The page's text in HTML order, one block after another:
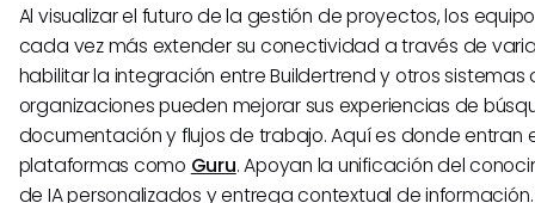
Al visualizar el futuro de la gestión de proyectos, los
cada vez más extender su conectividad a través de
habilitar la integración entre Buildertrend y otros sistemas
organizaciones pueden mejorar sus experiencias de
documentación y flujos de trabajo. Aquí es donde entran
plataformas como Guru. Apoyan la unificación del
de IA personalizados y entrega contextual de